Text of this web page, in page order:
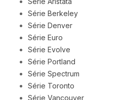
Série Berkeley
Série Denver
Série Euro
Série Evolve
Série Portland
Série Spectrum
Série Toronto
Série Vancouver